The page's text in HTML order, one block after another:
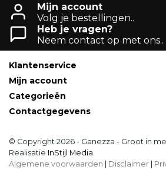
Mijn account
Volg je bestellingen..
Heb je vragen?
Neem contact op met ons..
Klantenservice
Mijn account
Categorieën
Contactgegevens
© Copyright 2026 - Ganezza - Groot in
Realisatie InStijl Media
Algemene voorwaarden
Disclaimer